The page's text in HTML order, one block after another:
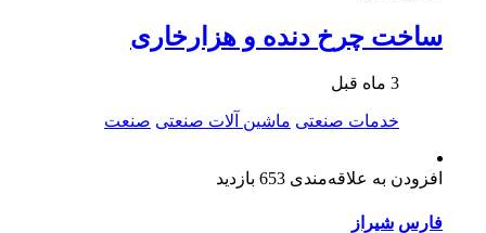
ساخت چرخ دنده و هزارخاری
3 ماه قبل
خدمات صنعتی ماشین آلات صنعتی صنعت
افزودن به علاقه‌مندی 653 بازدید
فارس شیراز